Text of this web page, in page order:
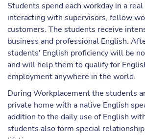
Students spend each workday in a real
interacting with supervisors, fellow
customers. The students receive
business and professional English.
students' English proficiency will be
and will help them to qualify for
employment anywhere in the world.
During Workplacement the students
private home with a native English
addition to the daily use of English
students also form special